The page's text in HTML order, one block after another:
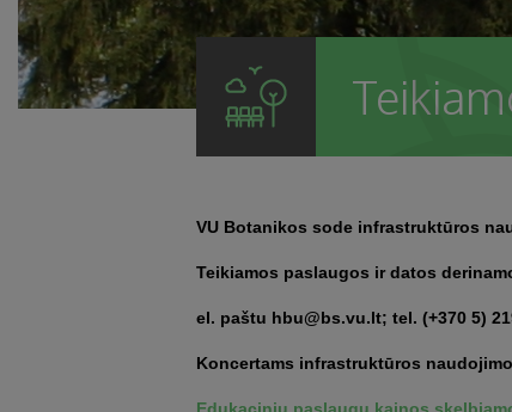
VU Botanikos sode infrastruktūros
Teikiamos paslaugos ir datos
el. paštu hbu@bs.vu.lt; tel. (+370 5)
Koncertams infrastruktūros